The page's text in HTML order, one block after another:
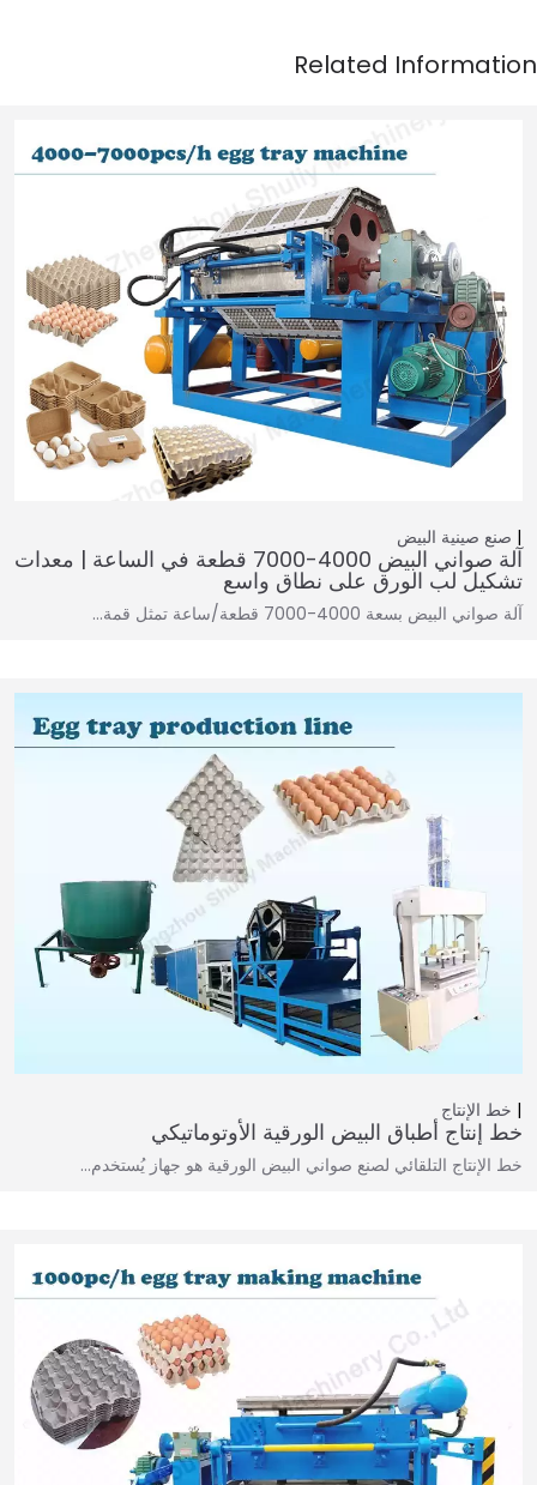
صنع صينية البيض
آلة صواني البيض 4000-7000 قطعة في الساعة | معدات
تشكيل لب الورق على نطاق واسع
آلة صواني البيض بسعة 4000-7000 قطعة/ساعة تمثل قمة…
خط الإنتاج
خط إنتاج أطباق البيض الورقية الأوتوماتيكي
خط الإنتاج التلقائي لصنع صواني البيض الورقية هو جهاز يُستخدم…